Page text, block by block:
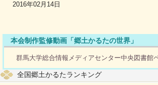
2016年02月14日
本会制作監修動画「郷土かるたの世界」
群馬大学総合情報メディアセンター中央図書館
全国郷土かるたランキング